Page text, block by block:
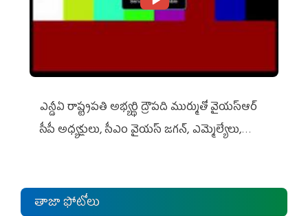
ఎన్డీఏ రాష్ట్ర‌ప‌తి అభ్య‌ర్థి ద్రౌప‌ది ముర్ముతో వైయ‌స్ఆర్
సీపీ అధ్య‌క్షులు, సీఎం వైయ‌స్ జ‌గ‌న్, ఎమ్మెల్యేలు,
తాజా ఫోటోలు